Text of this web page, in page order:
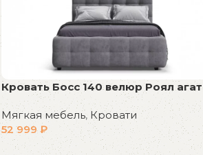
Кровать Босс 140 велюр Роял агат
Мягкая мебель, Кровати
52 999₽
В корзину